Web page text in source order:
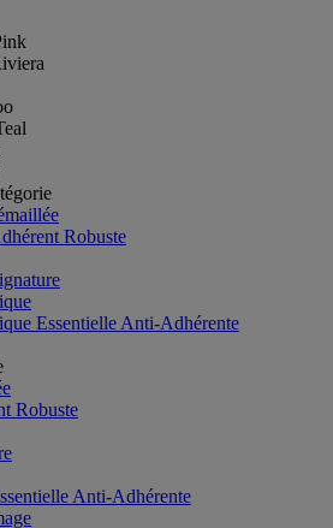
Robuste
Essentielle Anti-Adhérente
Robuste
Anti-Adhérente